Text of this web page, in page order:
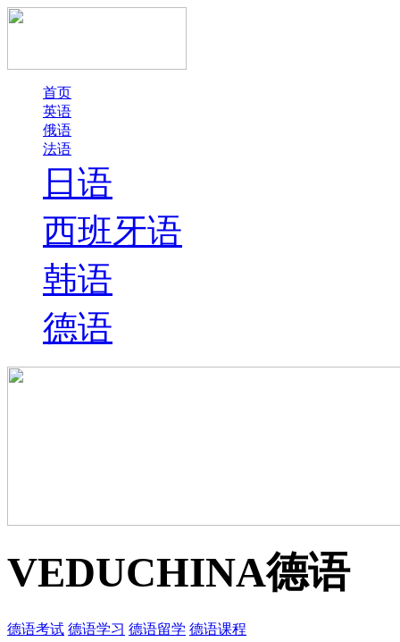
首页
英语
俄语
法语
日语
西班牙语
韩语
德语
VEDUCHINA德语
德语考试 德语学习 德语留学 德语课程